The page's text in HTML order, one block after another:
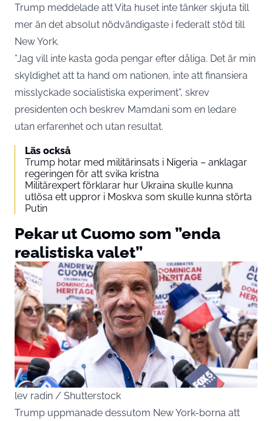
Trump meddelade att Vita huset inte tänker skjuta till
mer än det absolut nödvändigaste i federalt stöd till
New York.
”Jag vill inte kasta goda pengar efter dåliga. Det är min
skyldighet att ta hand om nationen, inte att finansiera
misslyckade socialistiska experiment”, skrev
presidenten och beskrev Mamdani som en ledare
utan erfarenhet och utan resultat.
Läs också
Trump hotar med militärinsats i Nigeria – anklagar
regeringen för att svika kristna
Militärexpert förklarar hur Ukraina skulle kunna
utlösa ett uppror i Moskva som skulle kunna störta
Putin
Pekar ut Cuomo som ”enda
realistiska valet”
lev radin / Shutterstock
Trump uppmanade dessutom New York-borna att